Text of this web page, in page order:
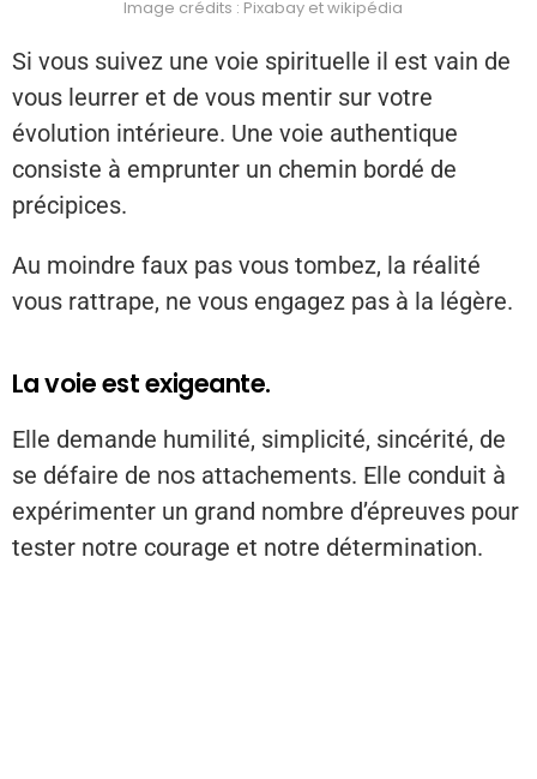
Image crédits : Pixabay et wikipédia
Si vous suivez une voie spirituelle il est vain de
vous leurrer et de vous mentir sur votre
évolution intérieure. Une voie authentique
consiste à emprunter un chemin bordé de
précipices.
Au moindre faux pas vous tombez, la réalité
vous rattrape, ne vous engagez pas à la légère.
La voie est exigeante.
Elle demande humilité, simplicité, sincérité, de
se défaire de nos attachements. Elle conduit à
expérimenter un grand nombre d’épreuves pour
tester notre courage et notre détermination.